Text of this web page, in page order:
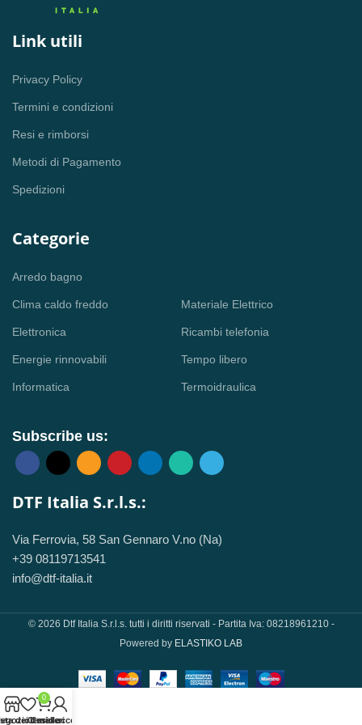
Link utili
Privacy Policy
Termini e condizioni
Resi e rimborsi
Metodi di Pagamento
Spedizioni
Categorie
Arredo bagno
Clima caldo freddo
Elettronica
Energie rinnovabili
Informatica
Materiale Elettrico
Ricambi telefonia
Tempo libero
Termoidraulica
Subscribe us:
DTF Italia S.r.l.s.:
Via Ferrovia, 58 San Gennaro V.no (Na)
+39 08119713541
info@dtf-italia.it
© 2026 Dtf Italia S.r.l.s. tutti i diritti riservati - Partita Iva: 08218961210 -
Powered by ELASTIKO LAB
dei desideri
0
Carrello
Il mio account